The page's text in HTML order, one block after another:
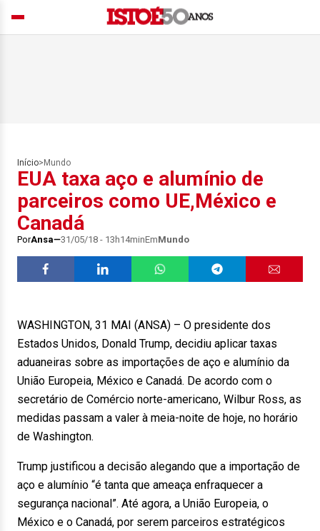
Início> Mundo
EUA taxa aço e alumínio de
parceiros como UE,México e
Canadá
PorAnsa 31/05/18 - 13h14minEmMundo
WASHINGTON, 31 MAI (ANSA) – O presidente dos
Estados Unidos, Donald Trump, decidiu aplicar taxas
aduaneiras sobre as importações de aço e alumínio da
União Europeia, México e Canadá. De acordo com o
secretário de Comércio norte-americano, Wilbur Ross, as
medidas passam a valer à meia-noite de hoje, no horário
de Washington.
Trump justificou a decisão alegando que a importação de
aço e alumínio “é tanta que ameaça enfraquecer a
segurança nacional”. Até agora, a União Europeia, o
México e o Canadá, por serem parceiros estratégicos